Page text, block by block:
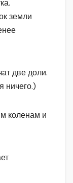
земли
две доли.
ничего.)
коленам и